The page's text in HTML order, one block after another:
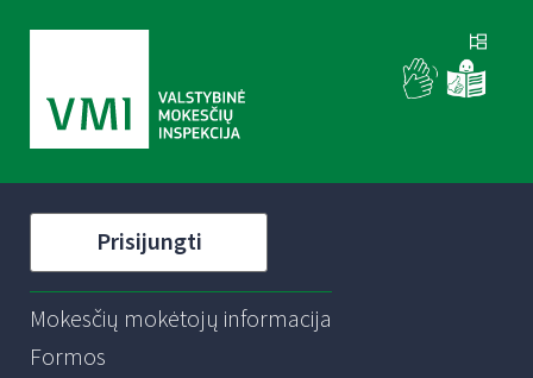
Prisijungti
Mokesčių mokėtojų informacija
Formos